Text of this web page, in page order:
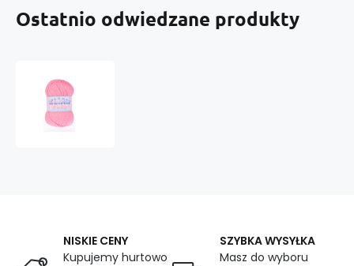
Ostatnio odwiedzane produkty
NISKIE CENY
Kupujemy hurtowo
SZYBKA WYSYŁKA
Masz do wyboru